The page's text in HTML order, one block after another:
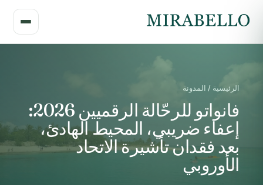
الرئيسية / المدونة
فانواتو للرحّالة الرقميين 2026:
إعفاء ضريبي، المحيط الهادئ،
بعد فقدان تأشيرة الاتحاد
الأوروبي